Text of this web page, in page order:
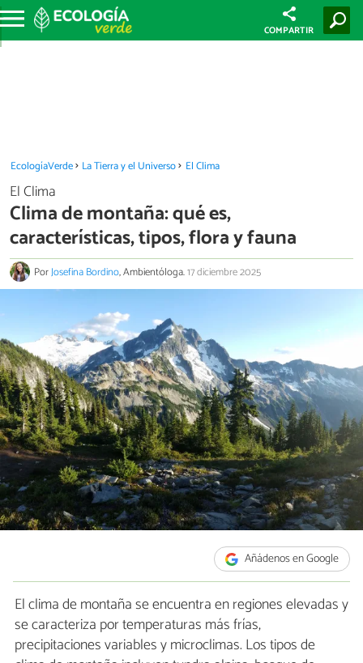
COMPARTIR
EcologíaVerde La Tierra y el Universo El Clima
El Clima
Clima de montaña: qué es,
características, tipos, flora y fauna
PorJosefina Bordino, Ambientóloga.17 diciembre 2025
Añádenos en Google
El clima de montaña se encuentra en regiones elevadas y
se caracteriza por temperaturas más frías,
precipitaciones variables y microclimas. Los tipos de